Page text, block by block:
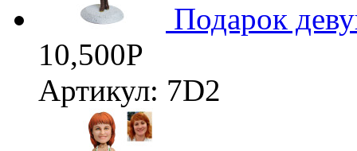
Подарок
10,500Р
Артикул: 7D2